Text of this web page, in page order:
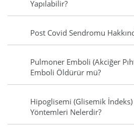
Yapılabilir?
Post Covid Sendromu
Pulmoner Emboli (Akciğer
Emboli Öldürür mü?
Hipoglisemi (Glisemik İndeks)
Yöntemleri Nelerdir?